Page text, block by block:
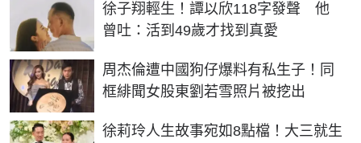
徐子翔輕生！譚以欣118字發聲 他
曾吐：活到49歲才找到真愛
周杰倫遭中國狗仔爆料有私生子！同
框緋聞女股東劉若雪照片被挖出
徐莉玲人生故事宛如8點檔！大三就生